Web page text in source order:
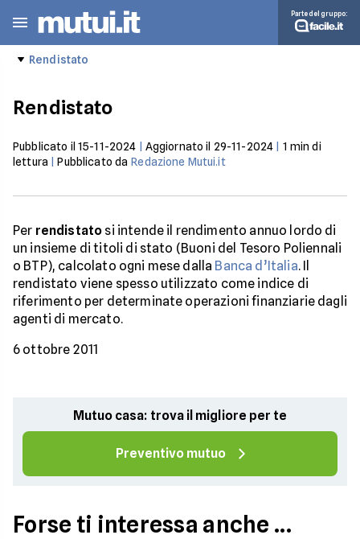
Parte del gruppo:
Rendistato
Rendistato
Pubblicato il 15-11-2024 Aggiornato il 29-11-2024 1 min di
lettura |Pubblicato da Redazione Mutui.it
Per rendistato si intende il rendimento annuo lordo di
un insieme di titoli di stato (Buoni del Tesoro Poliennali
o BTP), calcolato ogni mese dalla Banca d’Italia. Il
rendistato viene spesso utilizzato come indice di
riferimento per determinate operazioni finanziarie dagli
agenti di mercato.
6 ottobre 2011
Mutuo casa: trova il migliore per te
Preventivo mutuo
Forse ti interessa anche ...